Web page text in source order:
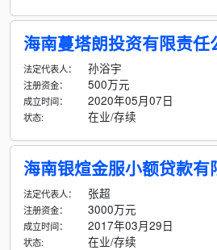
海南蔓塔朗投资有限责任
法定代表人： 孙浴宇
注册资金： 500万元
成立时间： 2020年05月07日
状态: 在业/存续
海南银煊金服小额贷款有
法定代表人： 张超
注册资金： 3000万元
成立时间： 2017年03月29日
状态: 在业/存续